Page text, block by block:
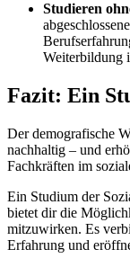
Studieren
Weiterbildung
Fazit: Ein
Der demografische
nachhaltig – und
Fachkräften im
Ein Studium der
bietet dir die
mitzuwirken. Es
Erfahrung und